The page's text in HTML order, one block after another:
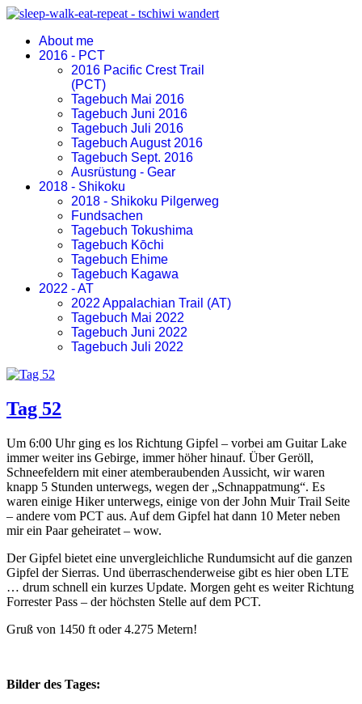
About me
2016 - PCT
2016 Pacific Crest Trail
(PCT)
Tagebuch Mai 2016
Tagebuch Juni 2016
Tagebuch Juli 2016
Tagebuch August 2016
Tagebuch Sept. 2016
Ausrüstung - Gear
2018 - Shikoku
2018 - Shikoku Pilgerweg
Fundsachen
Tagebuch Tokushima
Tagebuch Kōchi
Tagebuch Ehime
Tagebuch Kagawa
2022 - AT
2022 Appalachian Trail (AT)
Tagebuch Mai 2022
Tagebuch Juni 2022
Tagebuch Juli 2022
Tag 52
Um 6:00 Uhr ging es los Richtung Gipfel – vorbei am Guitar Lake
immer weiter ins Gebirge, immer höher hinauf. Über Geröll,
Schneefeldern mit einer atemberaubenden Aussicht, wir waren
knapp 5 Stunden unterwegs, wegen der „Schnappatmung“. Es
waren einige Hiker unterwegs, einige von der John Muir Trail Seite
– andere vom PCT aus. Auf dem Gipfel hat dann 10 Meter neben
mir ein Paar geheiratet – wow.
Der Gipfel bietet eine unvergleichliche Rundumsicht auf die ganzen
Gipfel der Sierras. Und überraschenderweise gibt es hier oben LTE
… drum schnell ein kurzes Update. Morgen geht es weiter Richtung
Forrester Pass – der höchsten Stelle auf dem PCT.
Gruß von 1450 ft oder 4.275 Metern!
Bilder des Tages: